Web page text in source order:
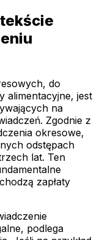
do
alimentacyjne, jest
na
Zgodnie z
okresowe,
odstępach
lat. Ten
zapłaty
podlega